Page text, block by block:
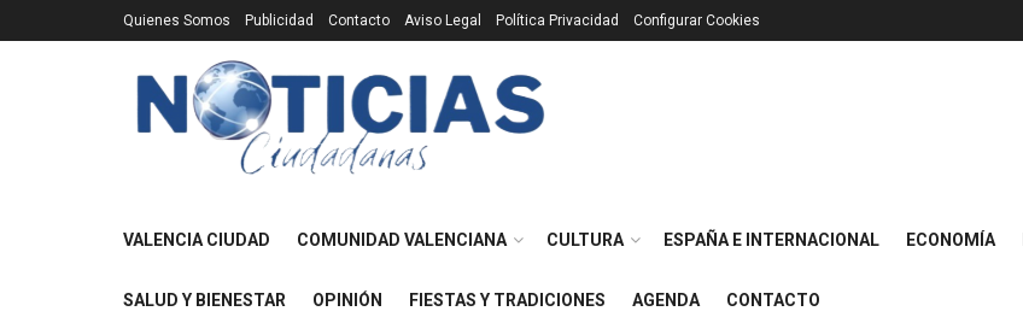
Quienes Somos Publicidad Contacto Aviso Legal Política Privacidad Configurar Cookies
VALENCIA CIUDAD COMUNIDAD VALENCIANA CULTURA ESPAÑA E INTERNACIONAL ECONOMÍA
SALUD Y BIENESTAR OPINIÓN FIESTAS Y TRADICIONES AGENDA CONTACTO